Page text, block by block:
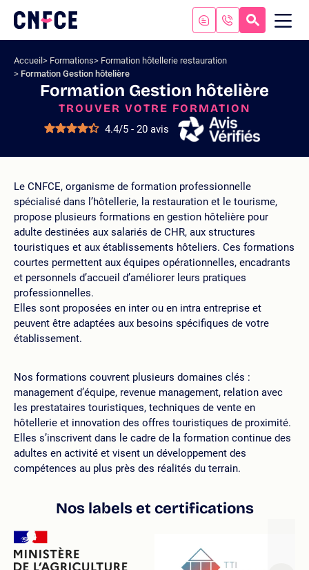
contenu
Logo
site
Accueil Formations
Formation hôtellerie restauration
Formation Gestion hôtelière
Formation Gestion hôtelière
TROUVER VOTRE FORMATION
4.4/5 - 20 avis
Le CNFCE, organisme de formation professionnelle
spécialisé dans l’hôtellerie, la restauration et le tourisme,
propose plusieurs formations en gestion hôtelière pour
adulte destinées aux salariés de CHR, aux structures
touristiques et aux établissements hôteliers. Ces formations
courtes permettent aux équipes opérationnelles, encadrants
et personnels d’accueil d’améliorer leurs pratiques
professionnelles.
Elles sont proposées en inter ou en intra entreprise et
peuvent être adaptées aux besoins spécifiques de votre
établissement.
Nos formations couvrent plusieurs domaines clés :
management d’équipe, revenue management, relation avec
les prestataires touristiques, techniques de vente en
hôtellerie et innovation des offres touristiques de proximité.
Elles s’inscrivent dans le cadre de la formation continue des
adultes en activité et visent un développement des
compétences au plus près des réalités du terrain.
Nos labels et certifications